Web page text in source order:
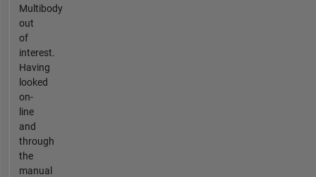
Multibody
out
of
interest.
Having
looked
on-
line
and
through
the
manual